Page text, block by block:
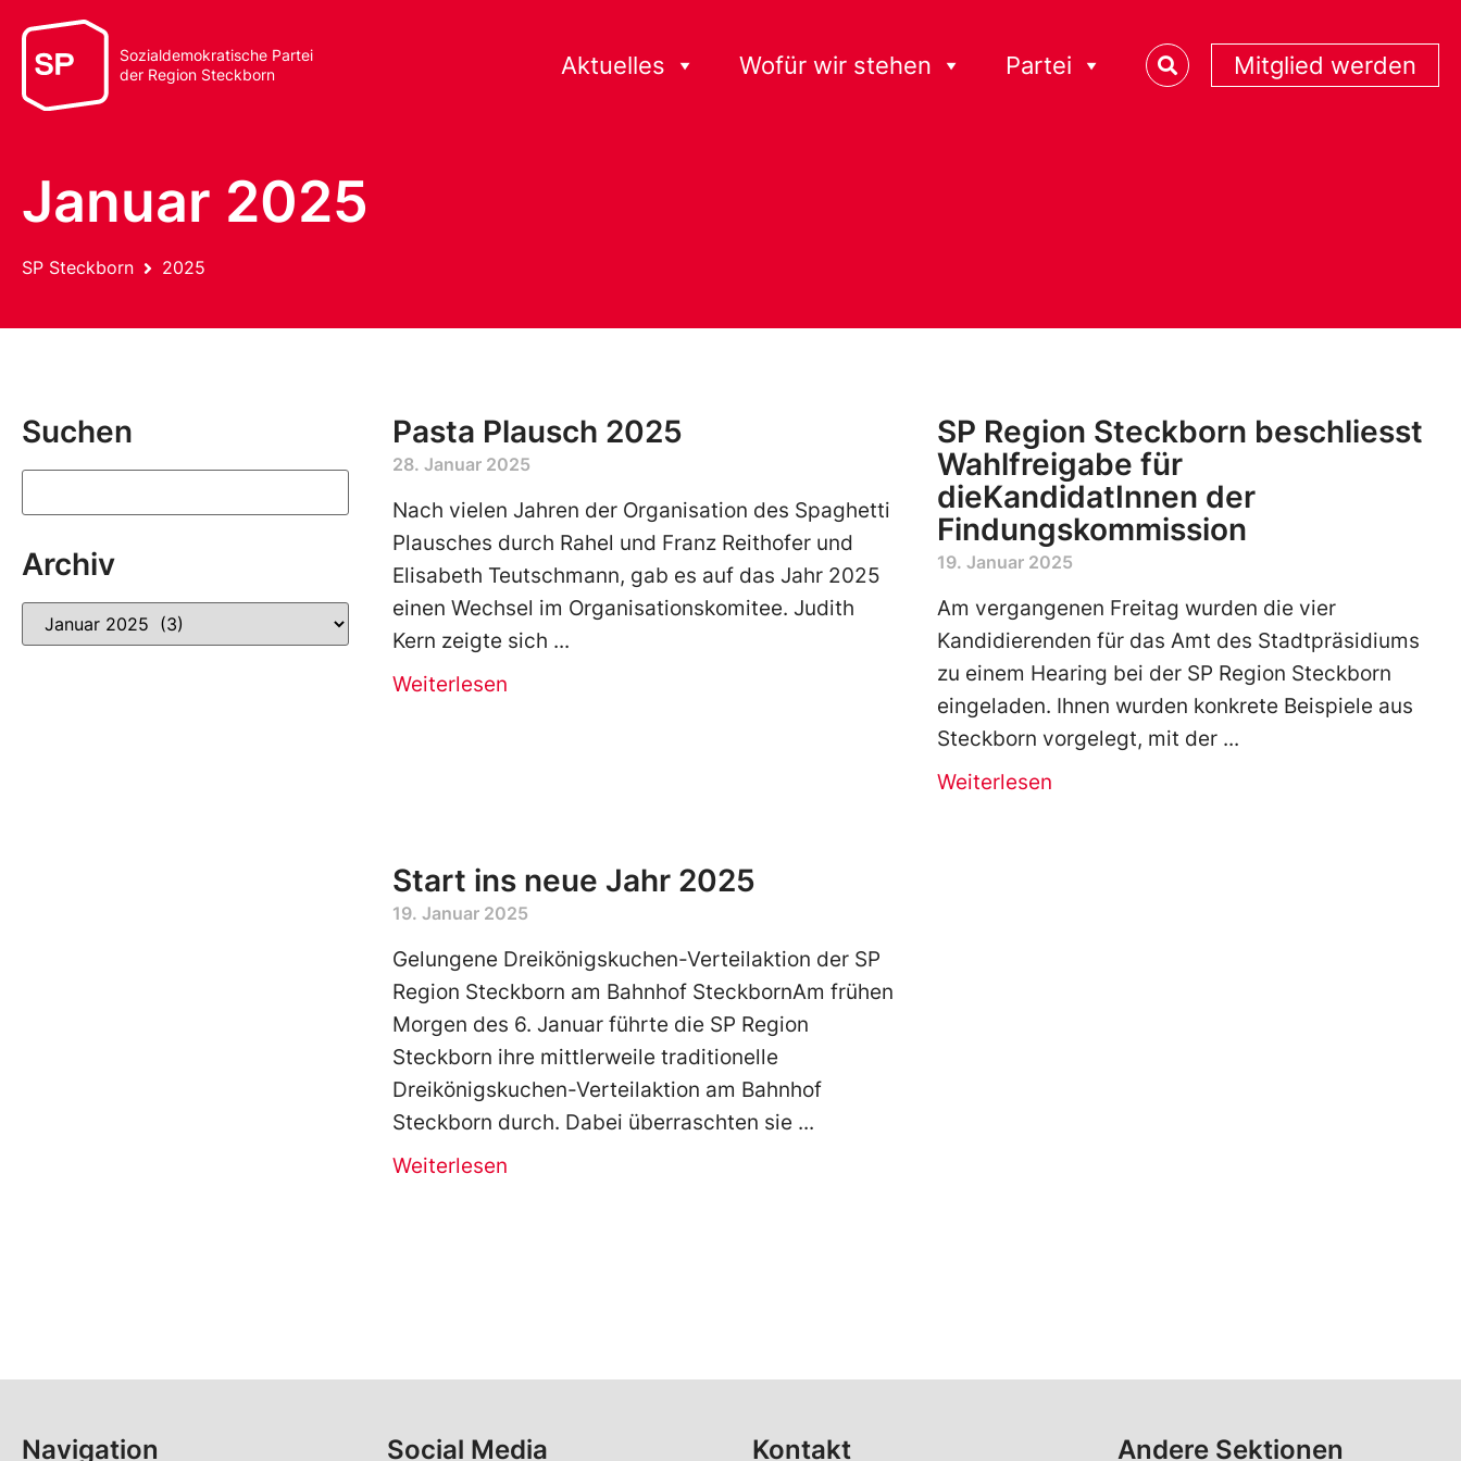
Sozialdemokratische Partei
der Region Steckborn
Aktuelles Wofür wir stehen Partei Mitglied werden
Januar 2025
SP Steckborn 2025
Suchen
Archiv
Pasta Plausch 2025
28. Januar 2025
Nach vielen Jahren der Organisation des Spaghetti
Plausches durch Rahel und Franz Reithofer und
Elisabeth Teutschmann, gab es auf das Jahr 2025
einen Wechsel im Organisationskomitee. Judith
Kern zeigte sich
Weiterlesen
SP Region Steckborn beschliesst
Wahlfreigabe für
dieKandidatInnen der
Findungskommission
19. Januar 2025
Am vergangenen Freitag wurden die vier
Kandidierenden für das Amt des Stadtpräsidiums
zu einem Hearing bei der SP Region Steckborn
eingeladen. Ihnen wurden konkrete Beispiele aus
Steckborn vorgelegt, mit der
Weiterlesen
Start ins neue Jahr 2025
19. Januar 2025
Gelungene Dreikönigskuchen-Verteilaktion der SP
Region Steckborn am Bahnhof SteckbornAm frühen
Morgen des 6. Januar führte die SP Region
Steckborn ihre mittlerweile traditionelle
Dreikönigskuchen-Verteilaktion am Bahnhof
Steckborn durch. Dabei überraschten sie
Weiterlesen
Navigation Social Media Kontakt Andere Sektionen